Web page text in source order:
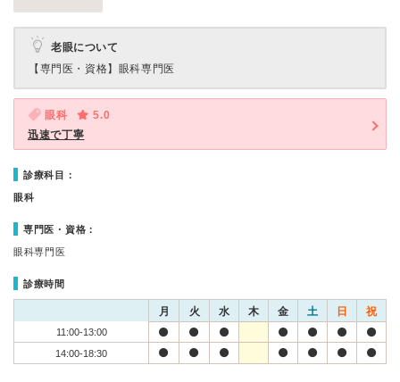
老眼について
【専門医・資格】 眼科専門医
眼科
5.0
迅速で丁寧
診療科目：
眼科
専門医・資格：
眼科専門医
診療時間
月 火 水 木 金 土 日 祝
11:00-13:00
14:00-18:30